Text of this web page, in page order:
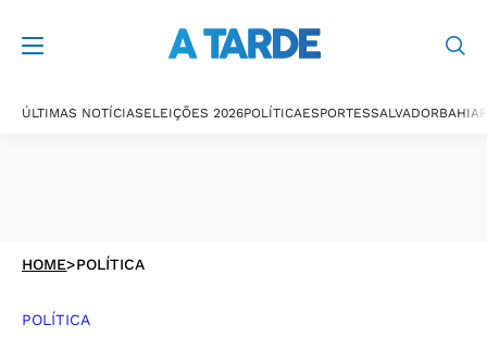
ÚLTIMAS NOTÍCIASELEIÇÕES 2026POLÍTICAESPORTESSALVADORBAHIA
HOME>POLÍTICA
POLÍTICA